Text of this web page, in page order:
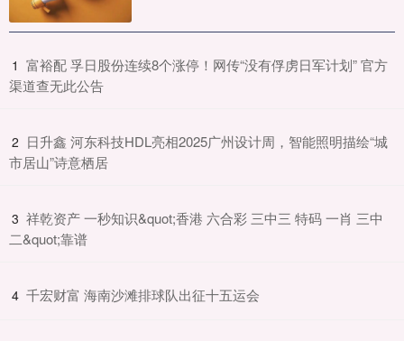
1 ​富裕配 孚日股份连续8个涨停！网传“没有俘虏日军计划” 官方
渠道查无此公告
2 ​日升鑫 河东科技HDL亮相2025广州设计周，智能照明描绘“城
市居山”诗意栖居
3 ​祥乾资产 一秒知识&quot;香港 六合彩 三中三 特码 一肖 三中
二&quot;靠谱
4 ​千宏财富 海南沙滩排球队出征十五运会